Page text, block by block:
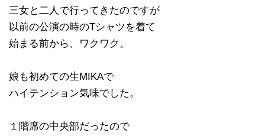
三女と二人で行ってきたのですが
以前の公演の時のTシャツを着て
始まる前から、ワクワク。
娘も初めての生MIKAで
ハイテンション気味でした。
１階席の中央部だったので